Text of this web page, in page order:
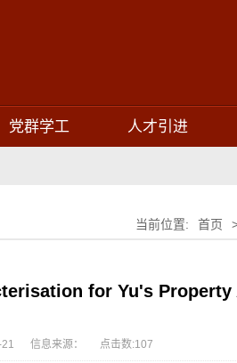
党群学工 人才引进
当前位置: 首页
for Yu's Property
21 信息来源： 点击数:107